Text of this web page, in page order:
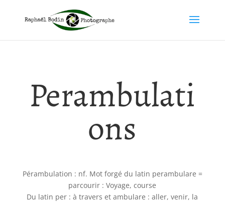
Perambulati
ons
Pérambulation : nf. Mot forgé du latin perambulare =
parcourir : Voyage, course
Du latin per :à travers et ambulare : aller, venir, la